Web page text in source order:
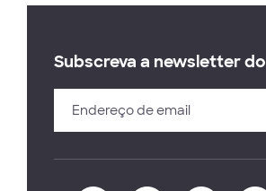
Subscreva a newsletter do